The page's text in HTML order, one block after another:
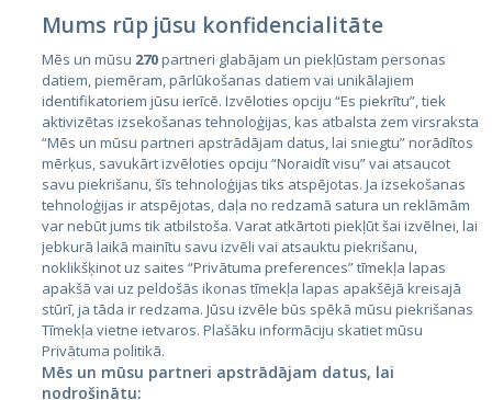
Страны
Эстония
Латвия
Литва
Mums rūp jūsu konfidencialitāte
Mēs un mūsu 270partneri glabājam un piekļūstam personas
datiem, piemēram, pārlūkošanas datiem vai unikālajiem
identifikatoriem jūsu ierīcē. Izvēloties opciju “Es piekrītu”, tiek
aktivizētas izsekošanas tehnoloģijas, kas atbalsta zem virsraksta
“Mēs un mūsu partneri apstrādājam datus, lai sniegtu” norādītos
mērķus, savukārt izvēloties opciju “Noraidīt visu” vai atsaucot
savu piekrišanu, šīs tehnoloģijas tiks atspējotas. Ja izsekošanas
tehnoloģijas ir atspējotas, daļa no redzamā satura un reklāmām
var nebūt jums tik atbilstoša. Varat atkārtoti piekļūt šai izvēlnei, lai
jebkurā laikā mainītu savu izvēli vai atsauktu piekrišanu,
noklikšķinot uz saites “Privātuma preferences” tīmekļa lapas
apakšā vai uz peldošās ikonas tīmekļa lapas apakšējā kreisajā
stūrī, ja tāda ir redzama. Jūsu izvēle būs spēkā mūsu piekrišanas
Tīmekļa vietne ietvaros. Plašāku informāciju skatiet mūsu
Privātuma politikā.
Mēs un mūsu partneri apstrādājam datus, lai
nodrošinātu: